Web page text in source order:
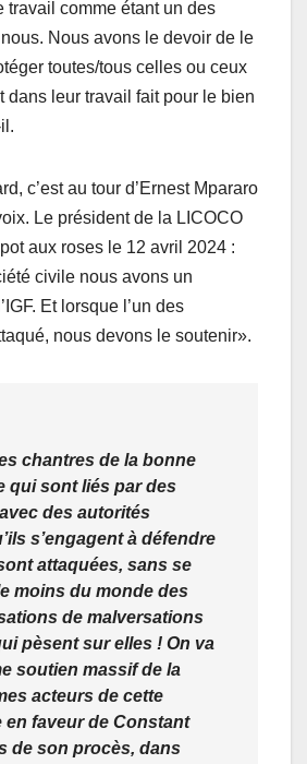
travail comme étant un des
Nous avons le devoir de le
toutes/tous celles ou ceux
dans leur travail fait pour le bien
c’est au tour d’Ernest Mpararo
Le président de la LICOCO
aux roses le 12 avril 2024 :
civile nous avons un
Et lorsque l’un des
nous devons le soutenir».
chantres de la bonne
qui sont liés par des
des autorités
s’engagent à défendre
attaquées, sans se
moins du monde des
de malversations
pèsent sur elles ! On va
soutien massif de la
acteurs de cette
en faveur de Constant
de son procès, dans